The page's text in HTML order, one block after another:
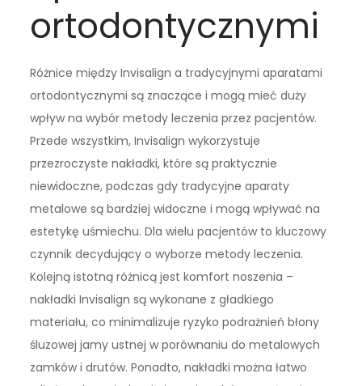
ortodontycznymi
Różnice między Invisalign a tradycyjnymi aparatami
ortodontycznymi są znaczące i mogą mieć duży
wpływ na wybór metody leczenia przez pacjentów.
Przede wszystkim, Invisalign wykorzystuje
przezroczyste nakładki, które są praktycznie
niewidoczne, podczas gdy tradycyjne aparaty
metalowe są bardziej widoczne i mogą wpływać na
estetykę uśmiechu. Dla wielu pacjentów to kluczowy
czynnik decydujący o wyborze metody leczenia.
Kolejną istotną różnicą jest komfort noszenia –
nakładki Invisalign są wykonane z gładkiego
materiału, co minimalizuje ryzyko podrażnień błony
śluzowej jamy ustnej w porównaniu do metalowych
zamków i drutów. Ponadto, nakładki można łatwo